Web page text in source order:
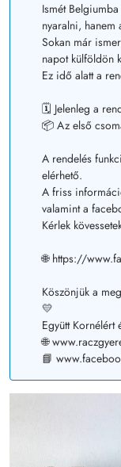
Ismét
nyaralni, hanem
Sokan már
napot külföldön
Ez idő alatt a
🗓️ Jelenleg a
📦 Az első
A rendelés
elérhető.
A friss
valamint a
Kérlek
🌐 https://
Köszönjük a
💛
Együtt Kornélért
🌐
📘